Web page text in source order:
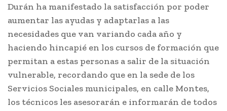
Durán ha manifestado la satisfacción por poder
aumentar las ayudas y adaptarlas a las
necesidades que van variando cada año y
haciendo hincapié en los cursos de formación que
permitan a estas personas a salir de la situación
vulnerable, recordando que en la sede de los
Servicios Sociales municipales, en calle Montes,
los técnicos les asesorarán e informarán de todos